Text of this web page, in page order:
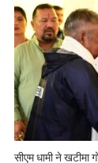
सीएम धामी ने खटीमा